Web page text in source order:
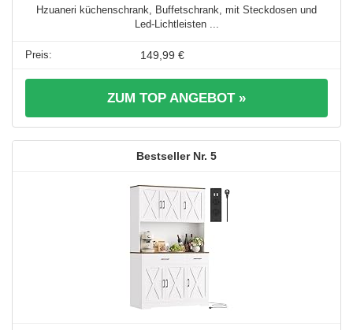
Hzuaneri küchenschrank, Buffetschrank, mit Steckdosen und
Led-Lichtleisten ...
149,99 €
ZUM TOP ANGEBOT »
5